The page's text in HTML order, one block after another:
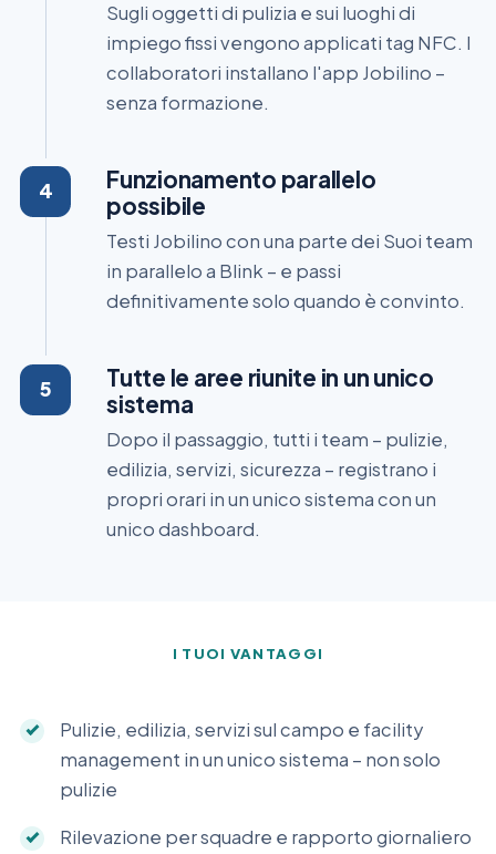
Sugli oggetti di pulizia e sui luoghi di
impiego fissi vengono applicati tag NFC. I
collaboratori installano l'app Jobilino –
senza formazione.
Funzionamento parallelo
possibile
Testi Jobilino con una parte dei Suoi team
in parallelo a Blink – e passi
definitivamente solo quando è convinto.
Tutte le aree riunite in un unico
sistema
Dopo il passaggio, tutti i team – pulizie,
edilizia, servizi, sicurezza – registrano i
propri orari in un unico sistema con un
unico dashboard.
I TUOI VANTAGGI
Pulizie, edilizia, servizi sul campo e facility
management in un unico sistema – non solo
pulizie
Rilevazione per squadre e rapporto giornaliero